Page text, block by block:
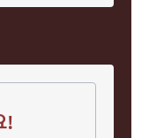
!